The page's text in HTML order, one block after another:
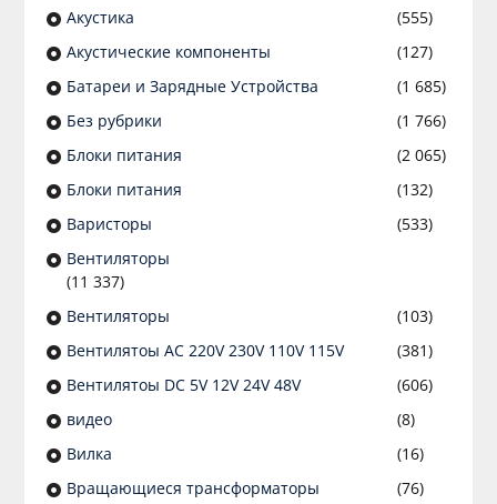
Акустика
(555)
Акустические компоненты
(127)
Батареи и Зарядные Устройства
(1 685)
Без рубрики
(1 766)
Блоки питания
(2 065)
Блоки питания
(132)
Варисторы
(533)
Вентиляторы
(11 337)
Вентиляторы
(103)
Вентилятоы AC 220V 230V 110V 115V
(381)
Вентилятоы DC 5V 12V 24V 48V
(606)
видео
(8)
Вилка
(16)
Вращающиеся трансформаторы
(76)